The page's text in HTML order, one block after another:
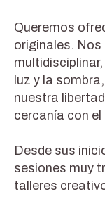
Queremos
originales.
luz y la
nuestra
cercanía con el
Desde sus
sesiones muy
talleres